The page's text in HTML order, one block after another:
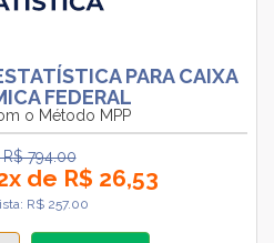
PARA CAIXA
FEDERAL
o Método MPP
R$ 794.00
de R$ 26,53
R$ 257.00